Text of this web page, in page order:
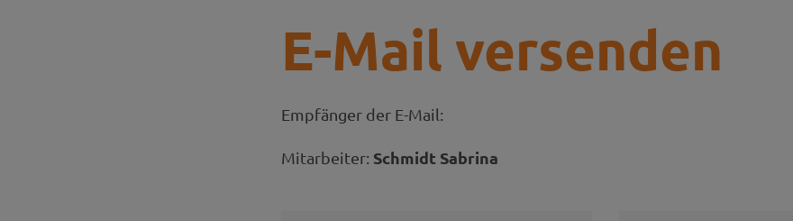
E-Mail versenden
Empfänger der E-Mail:
Mitarbeiter: Schmidt Sabrina